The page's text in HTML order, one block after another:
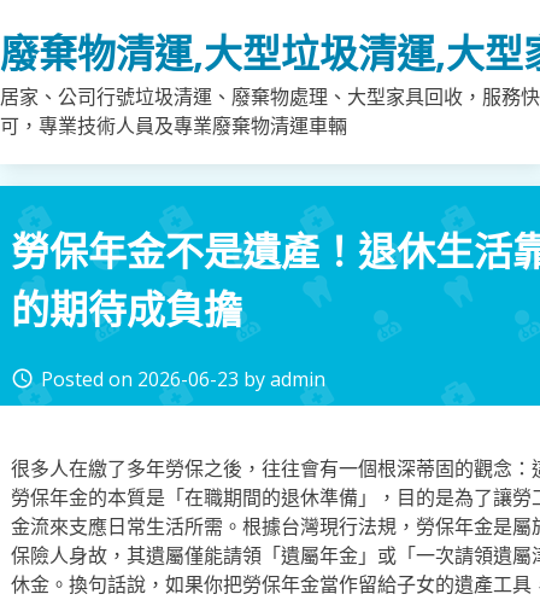
to
content
廢棄物清運,大型垃圾清運,大
居家、公司行號垃圾清運、廢棄物處理、大型家具回收，服務
可，專業技術人員及專業廢棄物清運車輛
勞保年金不是遺產！退休生活
的期待成負擔
access_time Posted on 2026-06-23 byadmin
很多人在繳了多年勞保之後，往往會有一個根深蒂固的觀念
勞保年金的本質是「在職期間的退休準備」，目的是為了讓
金流來支應日常生活所需。根據台灣現行法規，勞保年金是
保險人身故，其遺屬僅能請領「遺屬年金」或「一次請領遺
休金。換句話說，如果你把勞保年金當作留給子女的遺產工